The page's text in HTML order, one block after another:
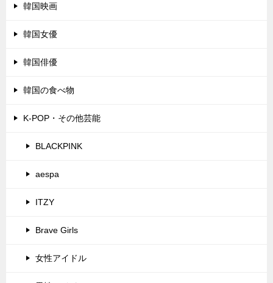
韓国映画
韓国女優
韓国俳優
韓国の食べ物
K-POP・その他芸能
BLACKPINK
aespa
ITZY
Brave Girls
女性アイドル